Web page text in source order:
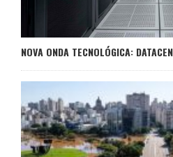
NOVA ONDA TECNOLÓGICA: